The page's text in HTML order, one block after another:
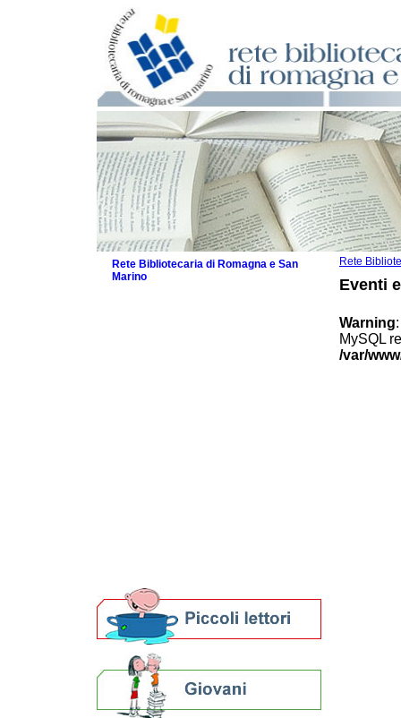
Rete
Eventi
Warning
MySQL
/var/
Rete Bibliotecaria di Romagna e San
Marino